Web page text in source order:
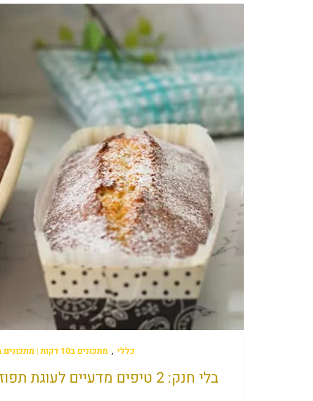
כללי , מתכונים ב10 דקות | מתכונים בעשר דקות
בלי חנק: 2 טיפים מדעיים לעוגת תפוזים וקוקוס אוורירית ורכה במיוחד